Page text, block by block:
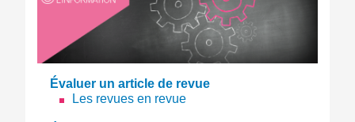
Évaluer un article de revue
Les revues en revue